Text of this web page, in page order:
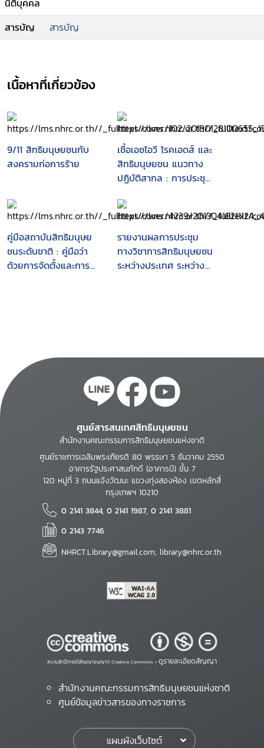
นิติบุคคล
สารบัญ
สารบัญ
เนื้อหาที่เกี่ยวข้อง
9/11 สิทธิมนุษยชนกับ
สงครามก่อการร้าย
เชื้อเอชไอวี โรคเอดส์ และ
สิทธิมนุษยชน แนวทาง
ปฏิบัติสากล : การประชุม
เอชไอวีโรคเอดส์และสิทธิ
มนุษยชน ครั้งที่ 2 เจนี
วา, 23-25 กันยายน
2539
คู่มือสถาบันสิทธิมนุษย
ชนระดับชาติ : คู่มือว่า
ด้วยการจัดตั้งและการ
รายงานผลการประชุม
ทางวิชาการสิทธิมนุษยชน
ระหว่างประเทศ ระหว่าง
ศูนย์สารสนเทศสิทธิมนุษยชน
สำนักงานคณะกรรมการสิทธิมนุษยชนแห่งชาติ
ศูนย์ราชการเฉลิมพระเกียรติ 80 พรรษา 5 ธันวาคม 2550
อาคารรัฐประศาสนภักดี (อาคารบี) ชั้น 7
120 หมู่ที่ 3 ถนนแจ้งวัฒนะ แขวงทุ่งสองห้อง เขตหลักสี่
กรุงเทพฯ 10210
0 2141 3844, 0 2141 1987, 0 2141 3881
0 2143 7746
NHRCT.Library@gmail.com; library@nhrc.or.th
สงวนสิทธิ์ภายใต้สัญญาอนุญาต Creative Commons • ดูรายละเอียดสัญญา
สำนักงานคณะกรรมการสิทธิมนุษยชนแห่งชาติ
ศูนย์ข้อมูลข่าวสารของทางราชการ
แผนผังเว็บไซต์